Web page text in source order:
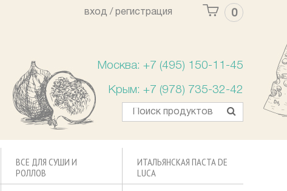
0
вход / регистрация
Москва: +7 (495) 150-11-45
Крым: +7 (978) 735-32-42
ВСЕ ДЛЯ СУШИ И
РОЛЛОВ
ИТАЛЬЯНСКАЯ ПАСТА DE
LUCA